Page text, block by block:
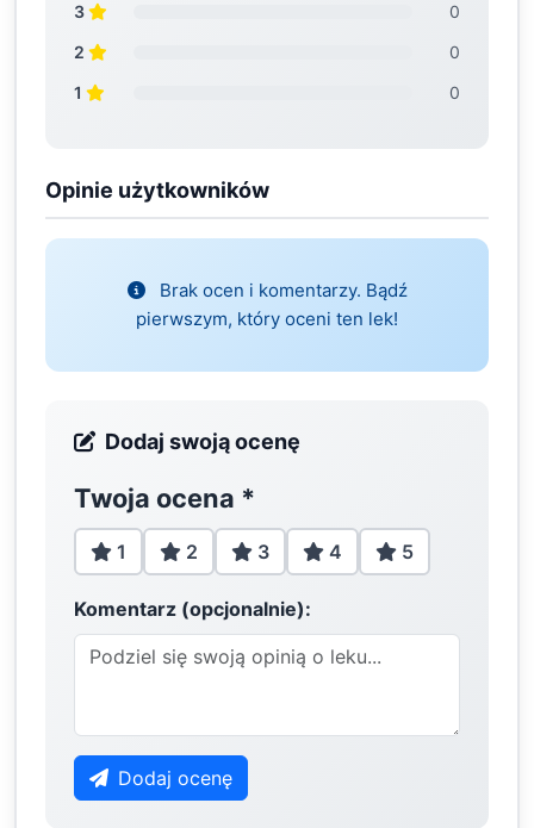
3
0
2
0
1
0
Opinie użytkowników
Brak ocen i komentarzy. Bądź
pierwszym, który oceni ten lek!
Dodaj swoją ocenę
Twoja ocena *
1 2 3 4 5
Komentarz (opcjonalnie):
Dodaj ocenę